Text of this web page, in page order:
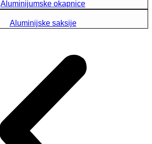
Aluminijumske okapnice
Aluminijske saksije